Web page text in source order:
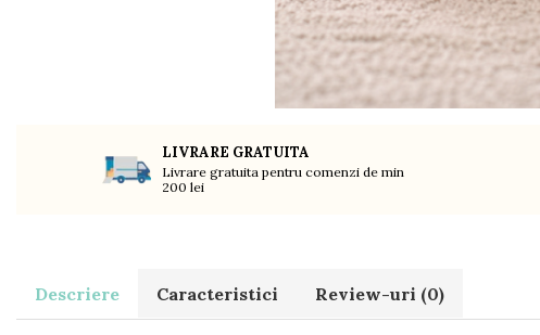
Siguranta si protectie
Cutii depozitare
LIVRARE GRATUITA
Livrare gratuita pentru comenzi de min
200 lei
Descriere Caracteristici Review-uri (0)